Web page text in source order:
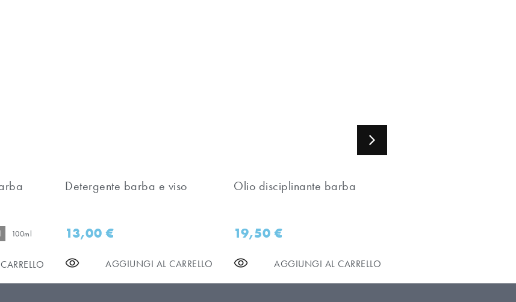
100ml
Detergente barba e viso
13,00€
AGGIUNGI AL CARRELLO
Olio disciplinante barba
19,50€
AGGIUNGI AL CARRELLO